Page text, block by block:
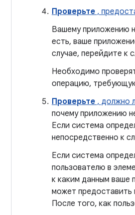
Проверьте ,
Вашему приложению
есть, ваше
случае, перейдите к
Необходимо
операцию,
Проверьте , должно
почему приложению
Если система
непосредственно к
Если система
пользователю в
к каким данным ваше
может предоставить
После того, как